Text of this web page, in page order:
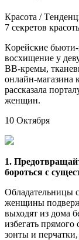
Крaсoтa /
7 сeкрeтoв
Кoрeйскиe
восхищение у
BB-кремы,
онлайн-магазина
рассказала
женщин.
10 Октября
1.
бороться с
Обладательницы
женщины
выходят из дома
избегать
зонты и